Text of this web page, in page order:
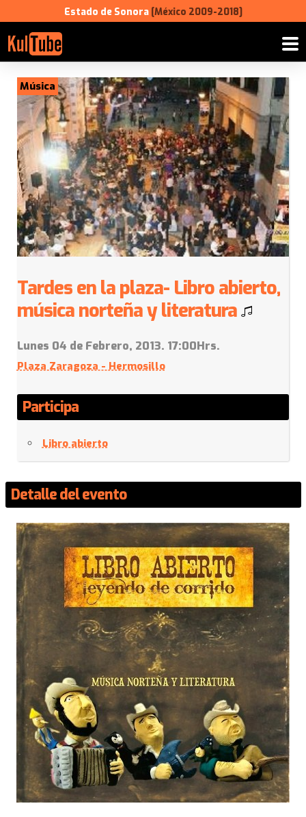
Estado de Sonora [México 2009-2018]
Música
Tardes en la plaza- Libro abierto,
música norteña y literatura
Lunes 04 de Febrero, 2013. 17:00Hrs.
Plaza Zaragoza - Hermosillo
Participa
Libro abierto
Detalle del evento